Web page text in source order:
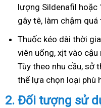
lượng Sildenafil hoặc
gây tê, làm chậm
Thuốc kéo dài thời
viên uống, xịt vào
Tùy theo nhu cầu, sở
thể lựa chọn loại phù
2. Đối tượng sử